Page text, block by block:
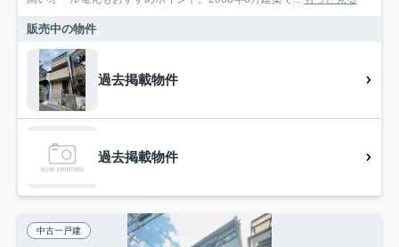
販売中の物件
過去掲載物件
過去掲載物件
中古一戸建